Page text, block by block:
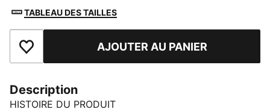
TABLEAU DES TAILLES
Ajouter aux favorisAJOUTER AU PANIER
Description
HISTOIRE DU PRODUIT